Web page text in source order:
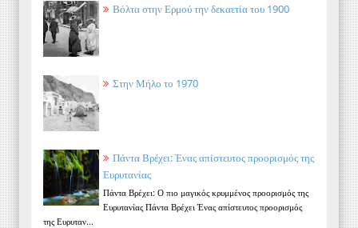
Βόλτα στην Ερμού την δεκαετία του 1900
Στην Μήλο το 1970
Πάντα Βρέχει: Ένας απίστευτος προορισμός της
Ευρυτανίας
Πάντα Βρέχει: Ο πιο μαγικός κρυμμένος προορισμός της
Ευρυτανίας Πάντα Βρέχει Ένας απίστευτος προορισμός
της Ευρυταν...